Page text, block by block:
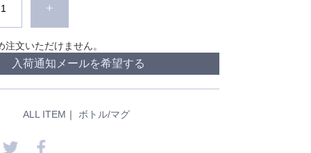
+
注文いただけません。
入荷通知メールを希望する
ALL ITEM ｜ ボトル/マグ